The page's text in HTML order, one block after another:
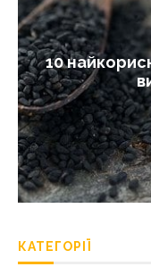
10
КАТЕГОРІЇ